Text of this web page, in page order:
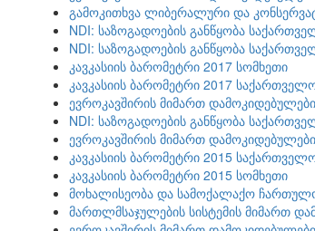
გამოკითხვა ლიბერალური და
NDI: საზოგადოების განწყობა
NDI: საზოგადოების განწყობა
კავკასიის ბარომეტრი 2017 სომხეთი
კავკასიის ბარომეტრი 2017
ევროკავშირის მიმართ
NDI: საზოგადოების განწყობა
ევროკავშირის მიმართ
კავკასიის ბარომეტრი 2015
კავკასიის ბარომეტრი 2015 სომხეთი
მოხალისეობა და სამოქალაქო
მართლმსაჯულების სისტემის მიმართ